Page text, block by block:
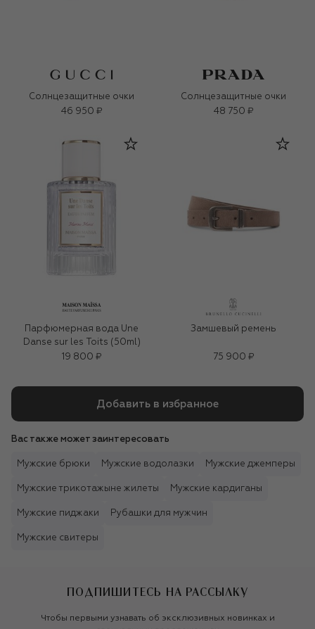
Солнцезащитные очки
46 950 ₽
Солнцезащитные очки
48 750 ₽
Парфюмерная вода Une
Danse sur les Toits (50ml)
19 800 ₽
Замшевый ремень
75 900 ₽
Добавить в избранное
Вас также может заинтересовать
Мужские брюки Мужские водолазки Мужские джемперы
Мужские трикотажыне жилеты Мужские кардиганы
Мужские пиджаки Рубашки для мужчин
Мужские свитеры
ПОДПИШИТЕСЬ НА РАССЫЛКУ
Чтобы первыми узнавать об эксклюзивных новинках и